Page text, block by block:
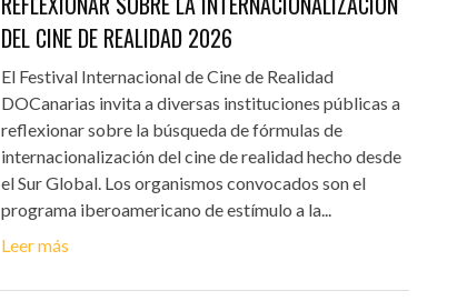
DEL CINE DE REALIDAD 2026
El Festival Internacional de Cine de Realidad
DOCanarias invita a diversas instituciones públicas a
reflexionar sobre la búsqueda de fórmulas de
internacionalización del cine de realidad hecho desde
el Sur Global. Los organismos convocados son el
programa iberoamericano de estímulo a la...
Leer más